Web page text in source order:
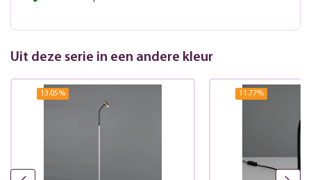
Uit deze serie in een andere kleur
13.05% 11.77%